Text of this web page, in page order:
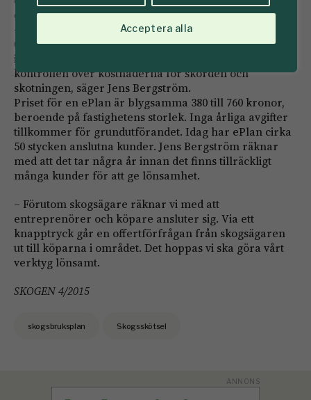
Acceptera alla
därhän.
– Det vore naturligtvis det bästa. Västerås Stift med 55
000 hektar arbetar så. Problemet är att vissa köpare
inte accepterar skördarmätt. De förlorar ju då
kontrollen över kostnaderna för skörden och
skotningen, säger Jens Bergström.
Priset för en ePlan är blygsamma 380 till 760 kronor,
beroende på fastighetens storlek. Inga årliga avgifter
tillkommer för grundutförandet. Idag har ePlan cirka
50 stycken anslutna kunder. Jens Bergström räknar
med att det tar några år innan det finns tillräckligt
många kunder för att ge lönsamhet.
– Förutom skogsägare räknar vi med att
entreprenörer och köpare ansluter sig. Via ett
knapptryck går en offertförfrågan från skogsägaren
ut till köparna i området. Det hoppas vi ska göra vårt
verktyg lönsamt.
SKOGEN 4/2015
skogsbruksplan Skogsskötsel